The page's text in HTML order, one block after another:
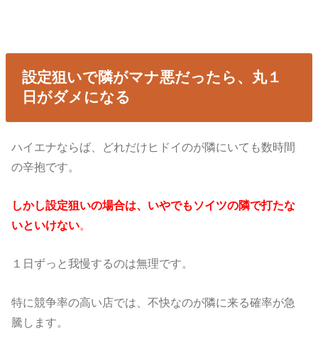
設定狙いで隣がマナ悪だったら、丸１
日がダメになる
ハイエナならば、どれだけヒドイのが隣にいても数時間
の辛抱です。
しかし設定狙いの場合は、いやでもソイツの隣で打たな
いといけない。
１日ずっと我慢するのは無理です。
特に競争率の高い店では、不快なのが隣に来る確率が急
騰します。